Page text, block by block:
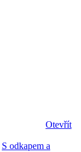
Otevřít
S odkapem a